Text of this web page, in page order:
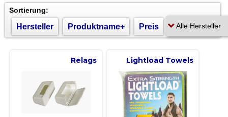
Sortierung:
Hersteller Produktname+ Preis
Relags Lightload Towels